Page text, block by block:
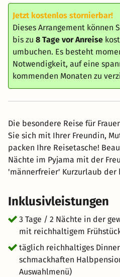
Jetzt kostenlos stornierbar!
Dieses Arrangement können
bis zu 8 Tage vor Anreise
umbuchen. Es besteht
Notwendigkeit, auf eine
kommenden Monaten zu
Die besondere Reise für
Sie sich mit Ihrer Freundin,
packen Ihre Reisetasche!
Nächte im Pyjama mit der
'männerfreier' Kurzurlaub der
Inklusivleistungen
3 Tage / 2 Nächte in der
mit reichhaltigem
täglich reichhaltiges
schmackhaften
Auswahlmenü)